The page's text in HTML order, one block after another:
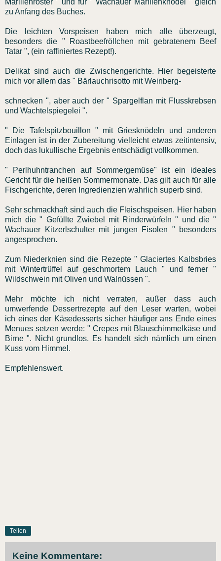
zu Anfang des Buches.
Die leichten Vorspeisen haben mich alle überzeugt,
besonders die " Roastbeefröllchen mit gebratenem Beef
Tatar ", (ein raffiniertes Rezept!).
Delikat sind auch die Zwischengerichte. Hier begeisterte
mich vor allem das " Bärlauchrisotto mit Weinberg-
schnecken ", aber auch der " Spargelflan mit Flusskrebsen
und Wachtelspiegelei ".
" Die Tafelspitzbouillon " mit Griesknödeln und anderen
Einlagen ist in der Zubereitung vielleicht etwas zeitintensiv,
doch das lukullische Ergebnis entschädigt vollkommen.
" Perlhuhntranchen auf Sommergemüse" ist ein ideales
Gericht für die heißen Sommermonate. Das gilt auch für alle
Fischgerichte, deren Ingredienzien wahrlich superb sind.
Sehr schmackhaft sind auch die Fleischspeisen. Hier haben
mich die " Gefüllte Zwiebel mit Rinderwürfeln " und die "
Wachauer Kitzerlschulter mit jungen Fisolen " besonders
angesprochen.
Zum Niederknien sind die Rezepte " Glaciertes Kalbsbries
mit Wintertrüffel auf geschmortem Lauch " und ferner "
Wildschwein mit Oliven und Walnüssen ".
Mehr möchte ich nicht verraten, außer dass auch
umwerfende Dessertrezepte auf den Leser warten, wobei
ich eines der Käsedesserts sicher häufiger ans Ende eines
Menues setzen werde: " Crepes mit Blauschimmelkäse und
Birne ". Nicht grundlos. Es handelt sich nämlich um einen
Kuss vom Himmel.
Empfehlenswert.
Teilen
Keine Kommentare: